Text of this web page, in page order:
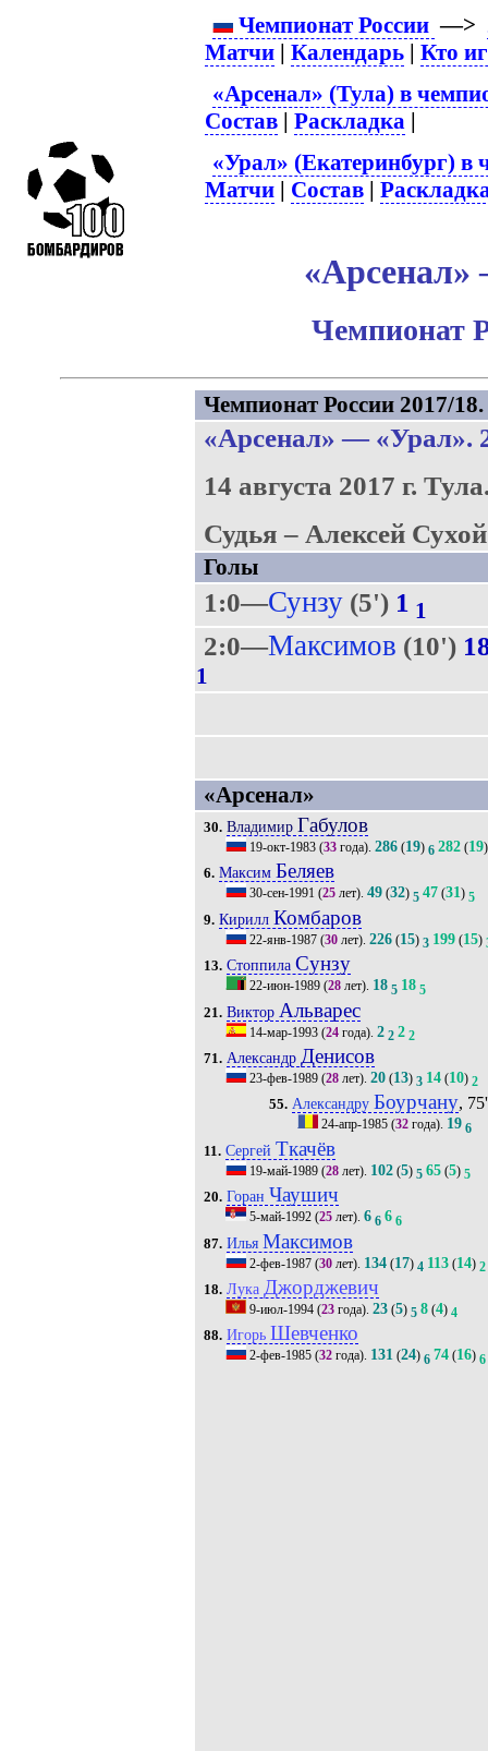
Чемпионат России —>
Матчи |Календарь |Кто
«Арсенал» (Тула) в
Состав |Раскладка |
«Урал» (Екатеринбург) в
Матчи | Состав |
«Арсенал»
Чемпионат
Чемпионат России 2017/
«Арсенал» — «Урал».
14 августа 2017 г.
Судья – Алексей
Голы
1:0—Сунзу(5') 1 1
2:0—Максимов (10')
1
«Арсенал»
30. Владимир Габулов
19-окт-1983(33года). 286(19) 6 282(19)
6. Максим Беляев
30-сен-1991 (25лет). 49(32) 5 47(31) 5
9. Кирилл Комбаров
22-янв-1987(30лет). 226(15) 3 199(15)
13. Стоппила Сунзу
22-июн-1989(28лет). 18 5 18 5
21. Виктор Альварес
14-мар-1993(24года). 2 2 2 2
71. Александр Денисов
23-фев-1989(28лет). 20(13) 3 14(10) 2
55. Александру Боурчану, 75'
24-апр-1985 (32 года). 19 6
11. Сергей Ткачёв
19-май-1989(28лет). 102(5) 5 65(5) 5
20. Горан Чаушич
5-май-1992(25лет). 6 6 6 6
87. Илья Максимов
2-фев-1987(30лет). 134(17) 4 113(14) 2
18. Лука Джорджевич
9-июл-1994(23года). 23(5) 5 8(4) 4
88. Игорь Шевченко
2-фев-1985(32года). 131(24) 6 74(16) 6